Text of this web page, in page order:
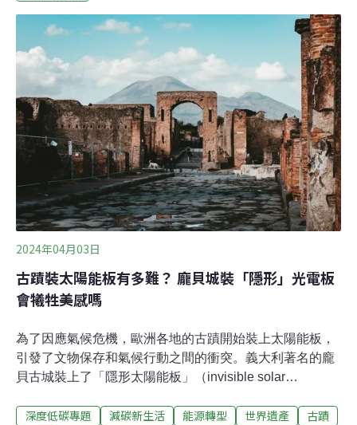
如何透過保育行動對抗氣候變遷，以及維護生物多樣性，
以下逐字進行介紹。G：土克凱可群島（Turks and Caicos
Islands）位於巴哈馬東南方的土克凱可群島，是英國海外
領土，由土克群島和凱可群島等30多座島嶼組成。這些島
嶼是重要的「生物多樣性熱點」（ Biodiversity
Hotspots），當地政府與非政府組織致力於保護自然資源
和珊瑚礁，以及復育瀕臨滅絕的巴哈馬圓尾鬣蜥（Cyclura
carina
2024年04月03日
古蹟裝太陽能板有多難？ 龐貝城裝「隱形」光電板
會犧牲美感嗎
為了因應氣候危機，歐洲各地的古蹟開始裝上太陽能板，
引發了文物保存和氣候行動之間的衝突。義大利著名的龐
貝古城裝上了「隱形太陽能板」（invisible solar
共存的可能。古蹟上也能裝太陽能板？為了因應氣候危機
深度低碳專題 減碳新生活 能源轉型 世界遺產
古蹟